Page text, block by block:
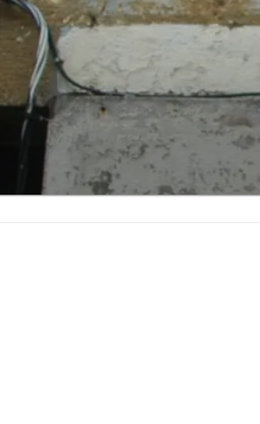
Zum
Inhalt
springen